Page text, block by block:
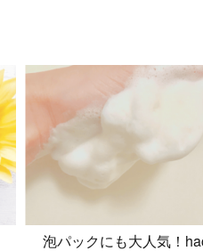
泡パックにも大人気！